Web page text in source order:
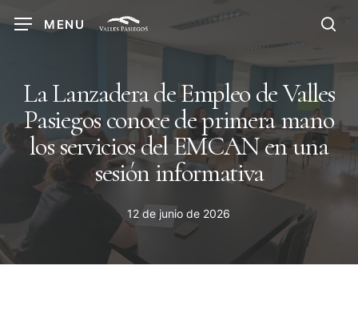
MENU
La Lanzadera de Empleo de Valles
Pasiegos conoce de primera mano
los servicios del EMCAN en una
sesión informativa
12 de junio de 2026